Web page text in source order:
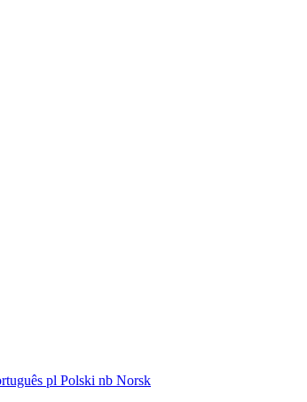
pl Polski nb Norsk